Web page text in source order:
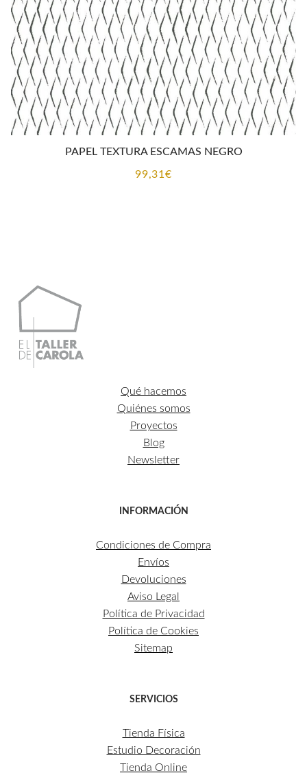
PAPEL TEXTURA ESCAMAS NEGRO
99,31€
Qué hacemos
Quiénes somos
Proyectos
Blog
Newsletter
INFORMACIÓN
Condiciones de Compra
Envíos
Devoluciones
Aviso Legal
Política de Privacidad
Política de Cookies
Sitemap
SERVICIOS
Tienda Física
Estudio Decoración
Tienda Online